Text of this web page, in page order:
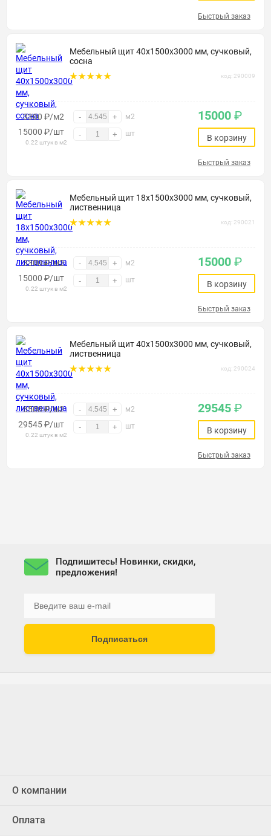
Быстрый заказ
Мебельный щит 40х1500х3000 мм, сучковый,
сосна
код: 290009
3300 ₽/м2 - + м2
15000 ₽/шт
0.22 штук в м2
- + шт
15000 ₽
В корзину
Быстрый заказ
Мебельный щит 18х1500х3000 мм, сучковый,
лиственница
код: 290021
3300 ₽/м2 - + м2
15000 ₽/шт
0.22 штук в м2
- + шт
15000 ₽
В корзину
Быстрый заказ
Мебельный щит 40х1500х3000 мм, сучковый,
лиственница
код: 290024
6500 ₽/м2 - + м2
29545₽/шт
0.22 штук в м2
- + шт
29545 ₽
В корзину
Быстрый заказ
Подпишитесь! Новинки, скидки,
предложения!
Подписаться
О компании
Оплата